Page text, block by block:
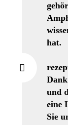
hat.
und
eine
Sie